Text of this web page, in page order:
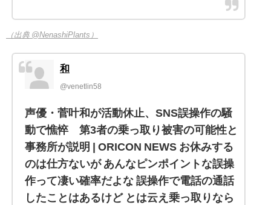
（出典 @NenashiPlants）
和
@venetlin58
声優・菅叶和が活動休止、SNS誤操作の騒
動で憔悴 第3者の乗っ取り被害の可能性と
事務所が説明 | ORICON NEWS お休みする
のは仕方ないが あんなピンポイントな誤操
作って凄い確率だよな 誤操作で電話の通話
したことはあるけど とは云え乗っ取りなら